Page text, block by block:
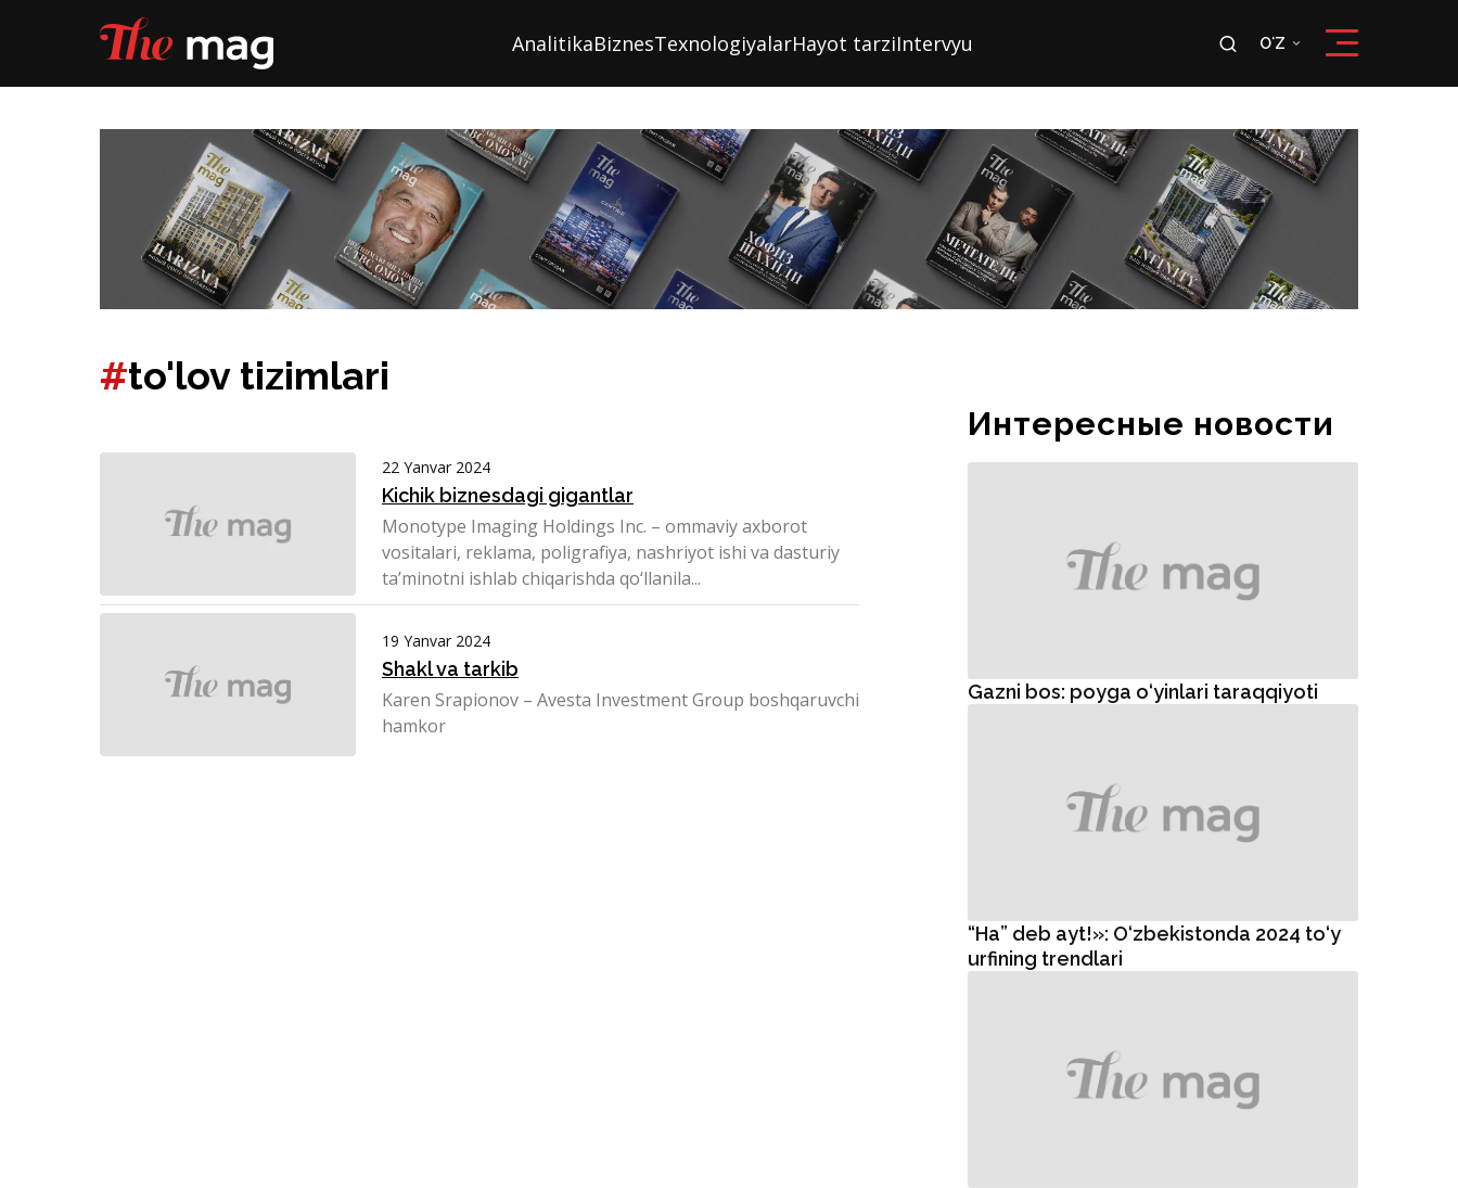
AnalitikaBiznesTexnologiyalarHayot tarziIntervyu OʻZ
#to'lov tizimlari
22 Yanvar 2024
Kichik biznesdagi gigantlar
Monotype Imaging Holdings Inc. – ommaviy axborot
vositalari, reklama, poligrafiya, nashriyot ishi va dasturiy
ta’minotni ishlab chiqarishda qo‘llanila...
19 Yanvar 2024
Shakl va tarkib
Karen Srapionov – Avesta Investment Group boshqaruvchi
hamkor
Интересные новости
Gazni bos: poyga o‘yinlari taraqqiyoti
“Ha” deb ayt!»: O‘zbekistonda 2024 to‘y
urfining trendlari